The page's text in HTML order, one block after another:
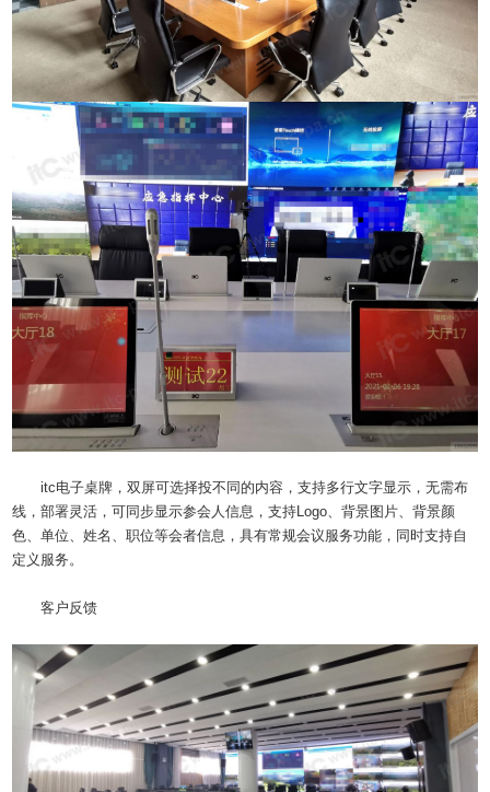
itc电子桌牌，双屏可选择投不同的内容，支持多行文字显示，无需布
线，部署灵活，可同步显示参会人信息，支持Logo、背景图片、背景颜
色、单位、姓名、职位等会者信息，具有常规会议服务功能，同时支持自
定义服务。
客户反馈